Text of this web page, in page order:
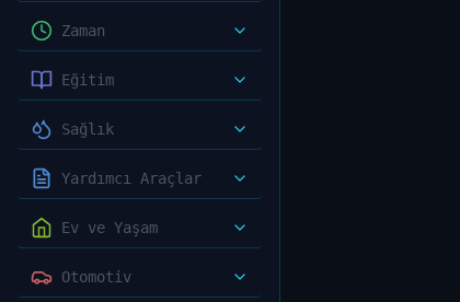
Zaman
Eğitim
Sağlık
Yardımcı Araçlar
Ev ve Yaşam
Otomotiv